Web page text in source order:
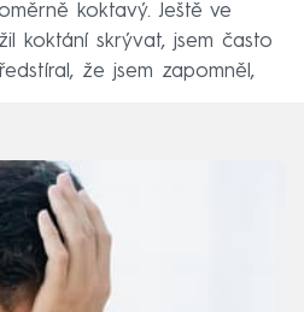
koktavý. Ještě ve
koktání skrývat, jsem často
že jsem zapomněl,